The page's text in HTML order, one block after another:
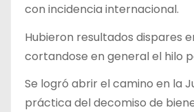
con incidencia internacional.
Hubieron resultados dispares
cortandose en general el hilo
Se logró abrir el camino en la
práctica del decomiso de